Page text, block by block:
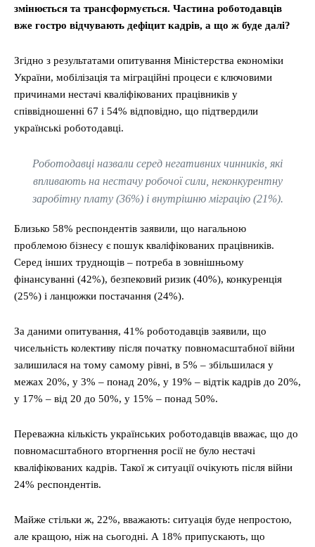
змінюється та трансформується. Частина роботодавців
вже гостро відчувають дефіцит кадрів, а що ж буде далі?
Згідно з результатами опитування Міністерства економіки
України, мобілізація та міграційні процеси є ключовими
причинами нестачі кваліфікованих працівників у
співвідношенні 67 і 54% відповідно, що підтвердили
українські роботодавці.
Роботодавці назвали серед негативних чинників, які
впливають на нестачу робочої сили, неконкурентну
заробітну плату (36%) і внутрішню міграцію (21%).
Близько 58% респондентів заявили, що нагальною
проблемою бізнесу є пошук кваліфікованих працівників.
Серед інших труднощів – потреба в зовнішньому
фінансуванні (42%), безпековий ризик (40%), конкуренція
(25%) і ланцюжки постачання (24%).
За даними опитування, 41% роботодавців заявили, що
чисельність колективу після початку повномасштабної війни
залишилася на тому самому рівні, в 5% – збільшилася у
межах 20%, у 3% – понад 20%, у 19% – відтік кадрів до 20%,
у 17% – від 20 до 50%, у 15% – понад 50%.
Переважна кількість українських роботодавців вважає, що до
повномасштабного вторгнення росії не було нестачі
кваліфікованих кадрів. Такої ж ситуації очікують після війни
24% респондентів.
Майже стільки ж, 22%, вважають: ситуація буде непростою,
але кращою, ніж на сьогодні. А 18% припускають, що